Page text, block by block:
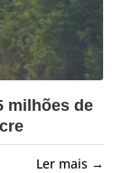
milhões de
Ler mais →